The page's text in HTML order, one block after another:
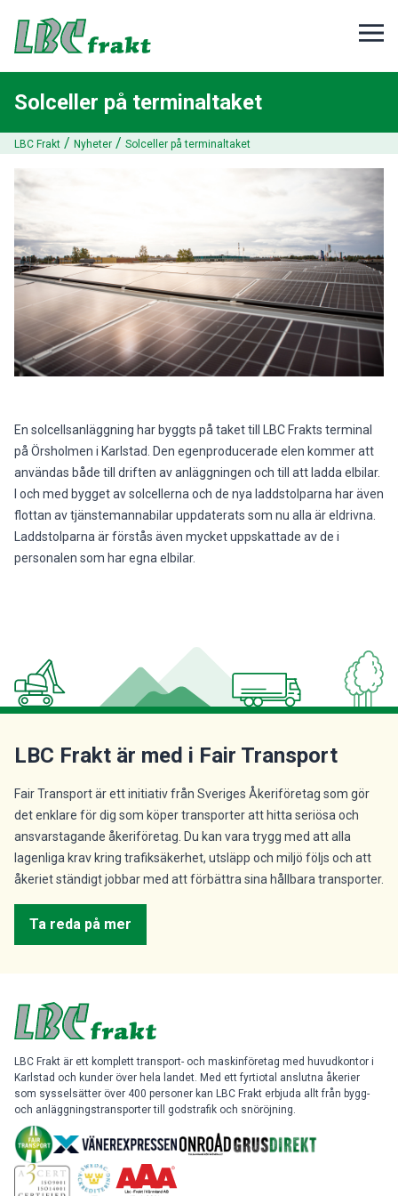
Solceller på terminaltaket
LBC Frakt / Nyheter / Solceller på terminaltaket
En solcellsanläggning har byggts på taket till LBC Frakts terminal
på Örsholmen i Karlstad. Den egenproducerade elen kommer att
användas både till driften av anläggningen och till att ladda elbilar.
I och med bygget av solcellerna och de nya laddstolparna har även
flottan av tjänstemannabilar uppdaterats som nu alla är eldrivna.
Laddstolparna är förstås även mycket uppskattade av de i
personalen som har egna elbilar.
LBC Frakt är med i Fair Transport
Fair Transport är ett initiativ från Sveriges Åkeriföretag som gör
det enklare för dig som köper transporter att hitta seriösa och
ansvarstagande åkeriföretag. Du kan vara trygg med att alla
lagenliga krav kring trafiksäkerhet, utsläpp och miljö följs och att
åkeriet ständigt jobbar med att förbättra sina hållbara transporter.
Ta reda på mer
LBC Frakt är ett komplett transport- och maskinföretag med huvudkontor i
Karlstad och kunder över hela landet. Med ett fyrtiotal anslutna åkerier
som sysselsätter över 400 personer kan LBC Frakt erbjuda allt från bygg-
och anläggningstransporter till godstrafik och snöröjning.